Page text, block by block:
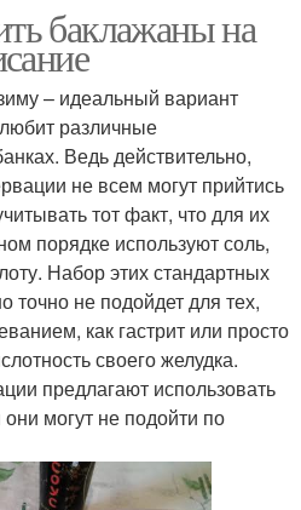
баклажаны на
– идеальный вариант
различные
Ведь действительно,
не всем могут прийтись
тот факт, что для их
порядке используют соль,
Набор этих стандартных
точно не подойдет для тех,
как гастрит или просто
своего желудка.
предлагают использовать
могут не подойти по